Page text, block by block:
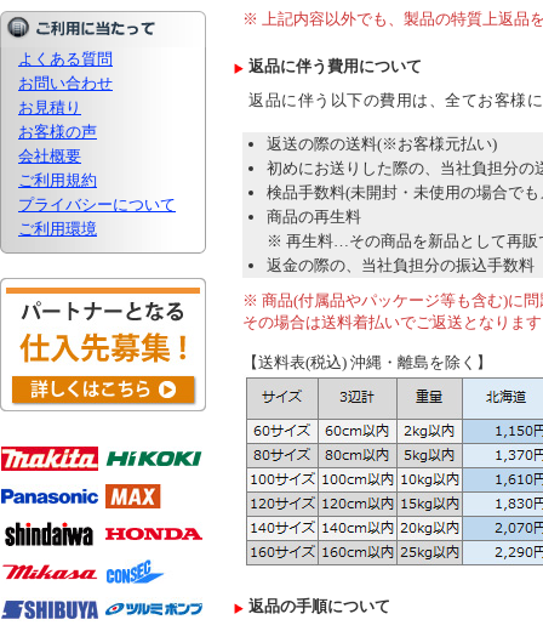
よくある質問
お問い合わせ
お見積り
お客様の声
会社概要
ご利用規約
プライバシーについて
ご利用環境
※ 上記内容以外でも、製品の特質上返品
返品に伴う費用について
返品に伴う以下の費用は、全てお客様
返送の際の送料(※お客様元払い)
初めにお送りした際の、当社負担分
検品手数料(未開封・未使用の場合で
商品の再生料
※ 再生料…その商品を新品として再販
返金の際の、当社負担分の振込手数料
※ 商品(付属品やパッケージ等も含む)に
その場合は送料着払いでご返送となりま
【送料表(税込) 沖縄・離島を除く】
返品の手順について